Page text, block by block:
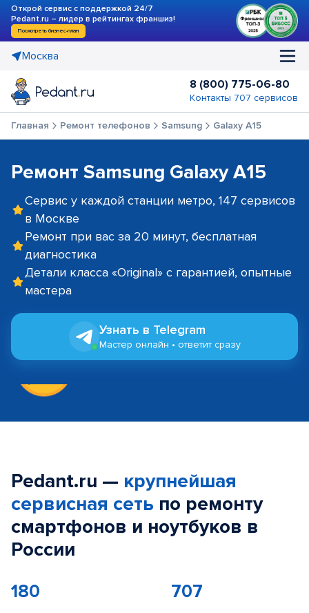
Открой сервис с поддержкой 24/7
Pedant.ru – лидер в рейтингах франшиз!
Посмотреть бизнес-план
Москва
8 (800) 775-06-80
Контакты 707 сервисов
Главная Ремонт телефонов Samsung Galaxy A15
Ремонт Samsung Galaxy A15
Сервис у каждой станции метро, 147 сервисов
в Москве
Ремонт при вас за 20 минут, бесплатная
диагностика
Детали класса «Original» с гарантией, опытные
мастера
Узнать в Telegram
Мастер онлайн • ответит сразу
Pedant.ru — крупнейшая
сервисная сеть по ремонту
смартфонов и ноутбуков в
России
180 707